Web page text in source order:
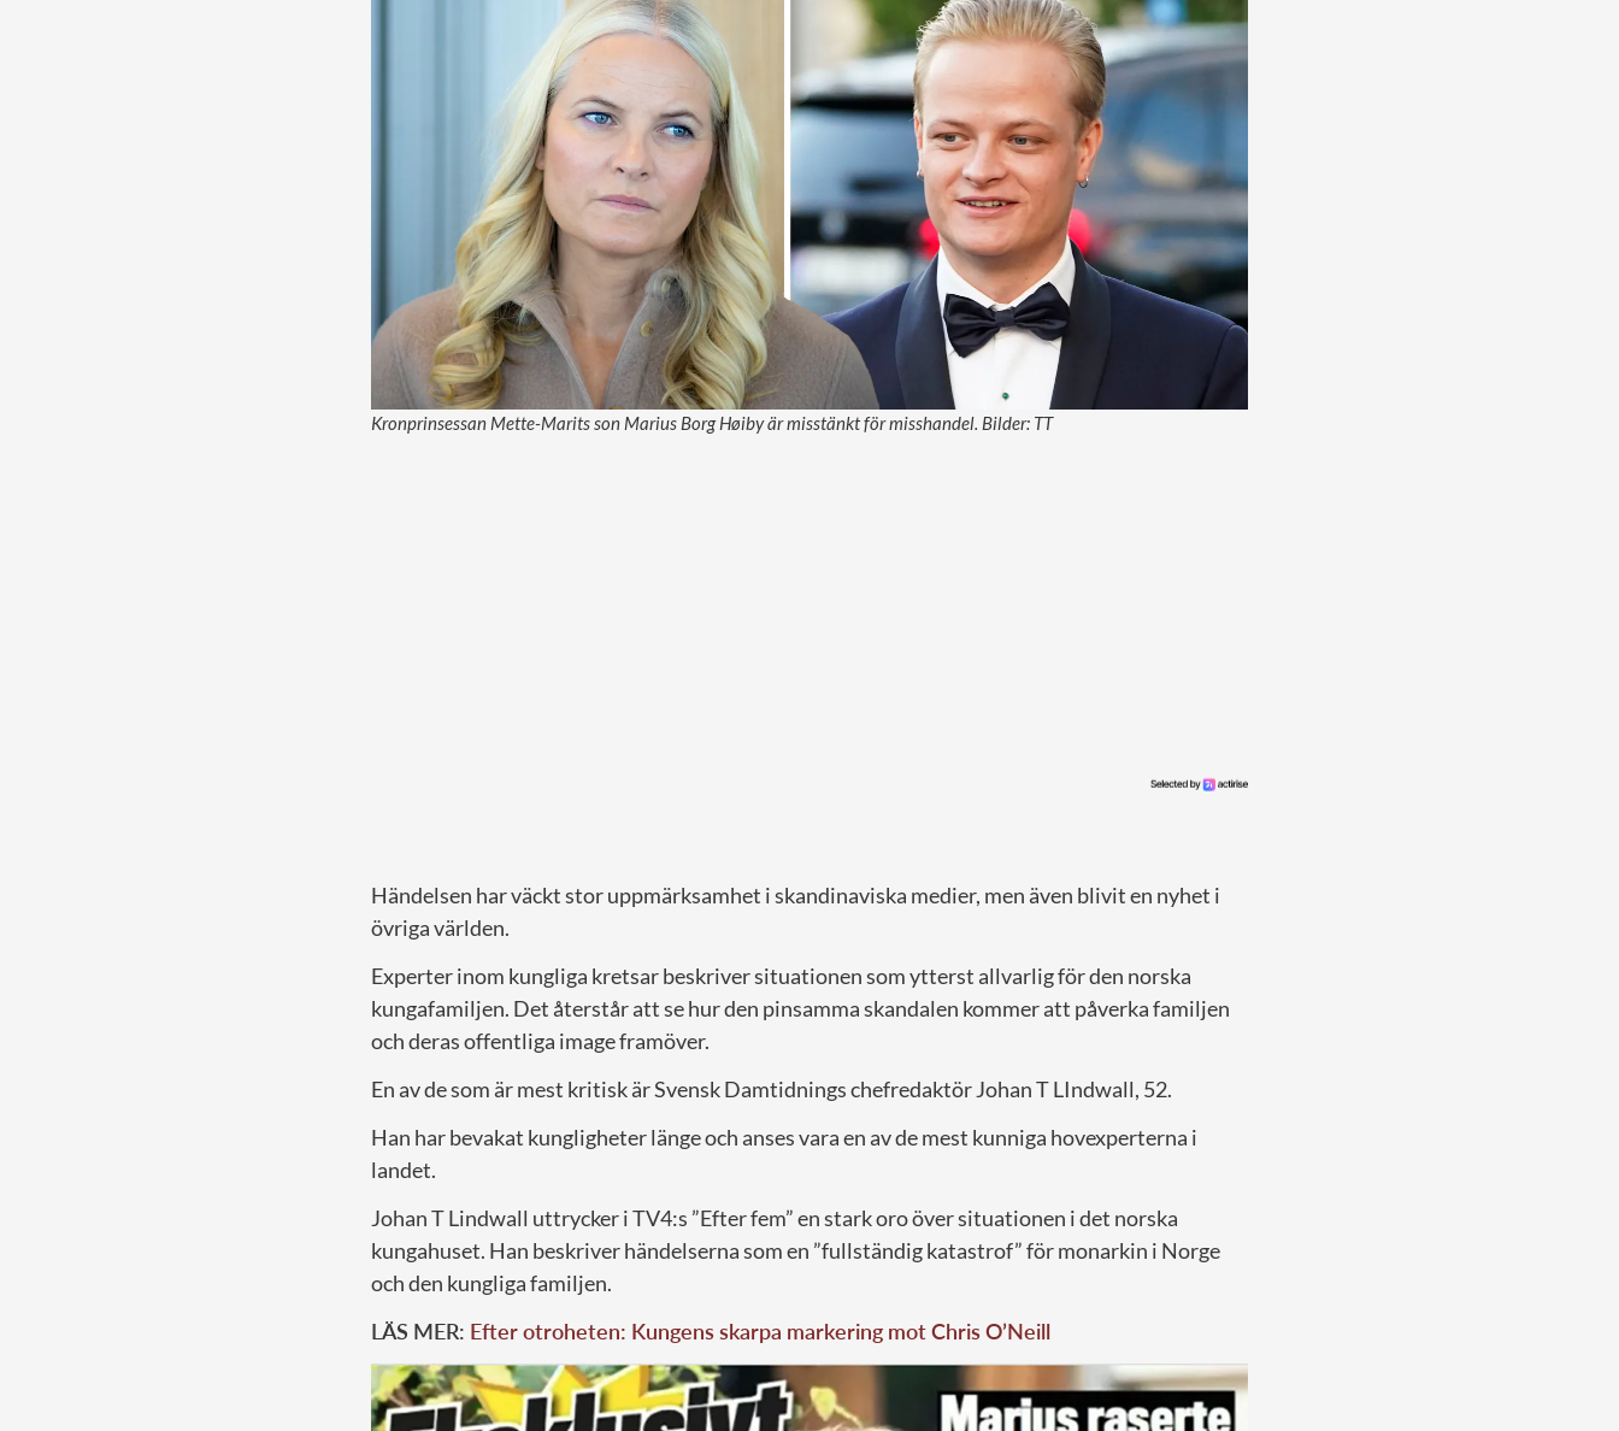
Kronprinsessan Mette-Marits son Marius Borg Høiby är misstänkt för misshandel. Bilder: TT
Händelsen har väckt stor uppmärksamhet i skandinaviska medier, men även blivit en nyhet i
övriga världen.
Experter inom kungliga kretsar beskriver situationen som ytterst allvarlig för den norska
kungafamiljen. Det återstår att se hur den pinsamma skandalen kommer att påverka familjen
och deras offentliga image framöver.
En av de som är mest kritisk är Svensk Damtidnings chefredaktör Johan T LIndwall, 52.
Han har bevakat kungligheter länge och anses vara en av de mest kunniga hovexperterna i
landet.
Johan T Lindwall uttrycker i TV4:s ”Efter fem” en stark oro över situationen i det norska
kungahuset. Han beskriver händelserna som en ”fullständig katastrof” för monarkin i Norge
och den kungliga familjen.
LÄS MER: Efter otroheten: Kungens skarpa markering mot Chris O’Neill